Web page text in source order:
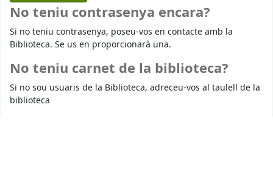
No teniu contrasenya encara?
Si no teniu contrasenya, poseu-vos en contacte amb la
Biblioteca. Se us en proporcionarà una.
No teniu carnet de la biblioteca?
Si no sou usuaris de la Biblioteca, adreceu-vos al taulell de la
biblioteca